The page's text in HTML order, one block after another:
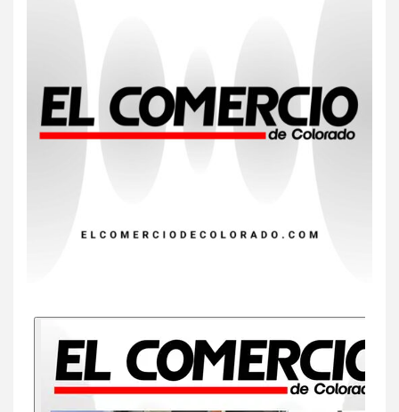
precio
8 • ESTADOS UNIDOS HOGAR Y SALUD
dos muertes por Cyclospora
EEUU este año que en 2025
• ESTADOS UNIDOS
HOGAR Y SALUD
NOTICIAS